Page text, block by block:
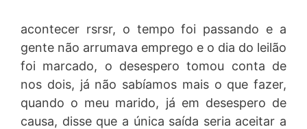
acontecer rsrsr, o tempo foi passando e a
gente não arrumava emprego e o dia do leilão
foi marcado, o desespero tomou conta de
nos dois, já não sabíamos mais o que fazer,
quando o meu marido, já em desespero de
causa, disse que a única saída seria aceitar a